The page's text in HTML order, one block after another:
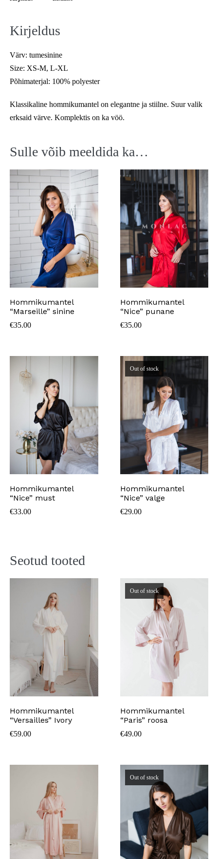
Kirjeldus
Värv: tumesinine
Size: XS-M, L-XL
Põhimaterjal: 100% polyester
Klassikaline hommikumantel on elegantne ja stiilne. Suur valik
erksaid värve. Komplektis on ka vöö.
Sulle võib meeldida ka…
Hommikumantel
“Marseille” sinine
€35.00
Hommikumantel
“Nice” punane
€35.00
Hommikumantel
“Nice” must
€33.00
Out of stock
Hommikumantel
“Nice” valge
€29.00
Seotud tooted
Hommikumantel
“Versailles” Ivory
€59.00
Out of stock
Hommikumantel
“Paris” roosa
€49.00
Out of stock